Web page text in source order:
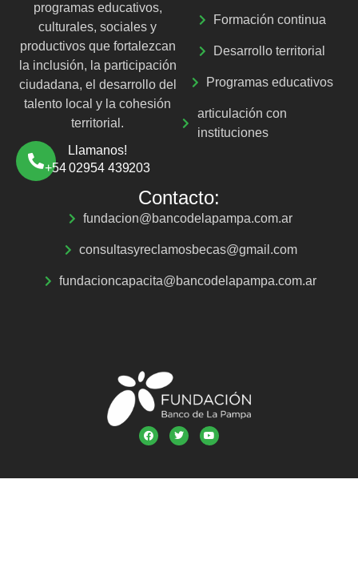
programas educativos,
culturales, sociales y
productivos que fortalezcan
la inclusión, la participación
ciudadana, el desarrollo del
talento local y la cohesión
territorial.
Llamanos!
+54 02954 439203
Formación continua
Desarrollo territorial
Programas educativos
articulación con
instituciones
Contacto:
fundacion@bancodelapampa.com.ar
consultasyreclamosbecas@gmail.com
fundacioncapacita@bancodelapampa.com.ar